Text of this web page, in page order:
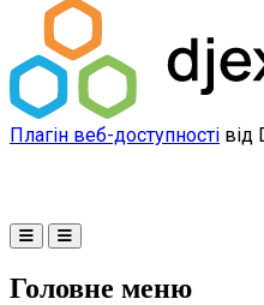
Плагін веб-доступності від
Головне меню